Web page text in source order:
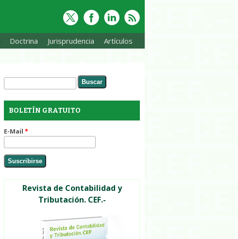
Doctrina Jurisprudencia Artículos
Formulario de búsqueda
Buscar
BOLETÍN GRATUITO
E-Mail *
Revista de Contabilidad y
Tributación. CEF.-